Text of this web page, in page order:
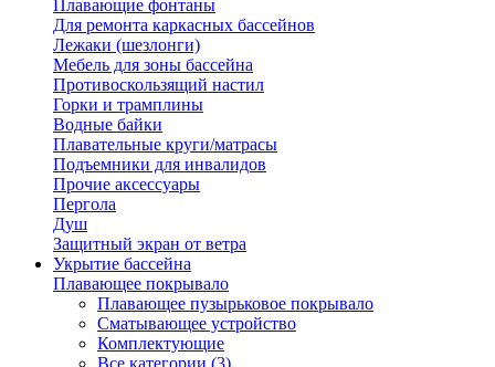
Плавающие фонтаны
Для ремонта каркасных бассейнов
Лежаки (шезлонги)
Мебель для зоны бассейна
Противоскользящий настил
Горки и трамплины
Водные байки
Плавательные круги/матрасы
Подъемники для инвалидов
Прочие аксессуары
Пергола
Душ
Защитный экран от ветра
Укрытие бассейна
Плавающее покрывало
Плавающее пузырьковое покрывало
Сматывающее устройство
Комплектующие
Все категории (3)